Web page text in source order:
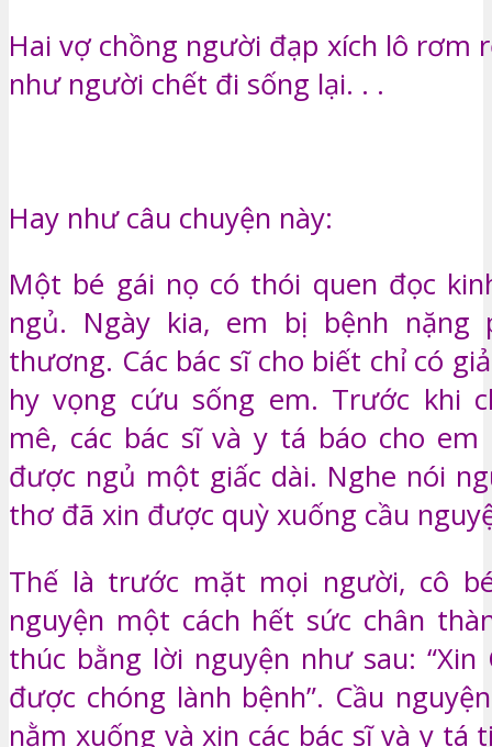
Hai vợ chồng người đạp xích lô rơm
như người chết đi sống lại. . .
Hay như câu chuyện này:
Một bé gái nọ có thói quen đọc
ngủ. Ngày kia, em bị bệnh nặng
thương. Các bác sĩ cho biết chỉ có
hy vọng cứu sống em. Trước khi
mê, các bác sĩ và y tá báo cho
được ngủ một giấc dài. Nghe nói
thơ đã xin được quỳ xuống cầu
Thế là trước mặt mọi người, cô
nguyện một cách hết sức chân
thúc bằng lời nguyện như sau: “Xin
được chóng lành bệnh”. Cầu
nằm xuống và xin các bác sĩ và y tá